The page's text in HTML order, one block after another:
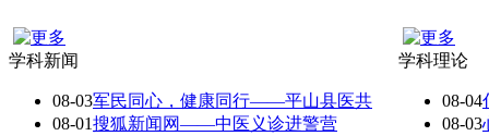
学科新闻
08-03军民同心，健康同行——平山县医共
08-01搜狐新闻网——中医义诊进警营
学科理论
08-04
08-03